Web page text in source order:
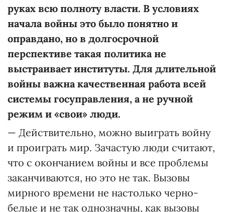
руках всю полноту власти. В условиях
начала войны это было понятно и
оправдано, но в долгосрочной
перспективе такая политика не
выстраивает институты. Для длительной
войны важна качественная работа всей
системы госуправления, а не ручной
режим и «свои» люди.
— Действительно, можно выиграть войну
и проиграть мир. Зачастую люди считают,
что с окончанием войны и все проблемы
заканчиваются, но это не так. Вызовы
мирного времени не настолько черно-
белые и не так однозначны, как вызовы